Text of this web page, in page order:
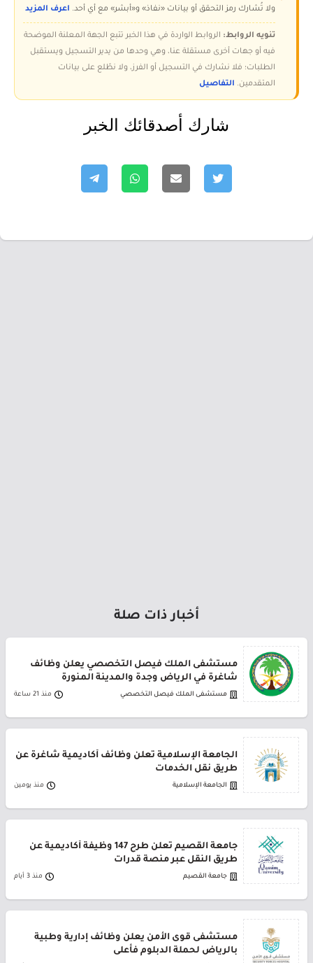
ولا تُشارك رمز التحقق أو بيانات «نفاذ» و«أبشر» مع أي أحد. اعرف المزيد
تنويه الروابط: الروابط الواردة في هذا الخبر تتبع الجهة المعلنة الموضحة
فيه أو جهات أخرى مستقلة عنا، وهي وحدها من يدير التسجيل ويستقبل
الطلبات؛ فلا نشارك في التسجيل أو الفرز، ولا نطّلع على بيانات
المتقدمين. التفاصيل
شارك أصدقائك الخبر
أخبار ذات صلة
مستشفى الملك فيصل التخصصي يعلن وظائف
شاغرة في الرياض وجدة والمدينة المنورة
مستشفى الملك فيصل التخصصي منذ 21 ساعة
الجامعة الإسلامية تعلن وظائف أكاديمية شاغرة عن
طريق نقل الخدمات
الجامعة الإسلامية منذ يومين
جامعة القصيم تعلن طرح 147 وظيفة أكاديمية عن
طريق النقل عبر منصة قدرات
جامعة القصيم منذ 3 أيام
مستشفى قوى الأمن يعلن وظائف إدارية وطبية
بالرياض لحملة الدبلوم فأعلى